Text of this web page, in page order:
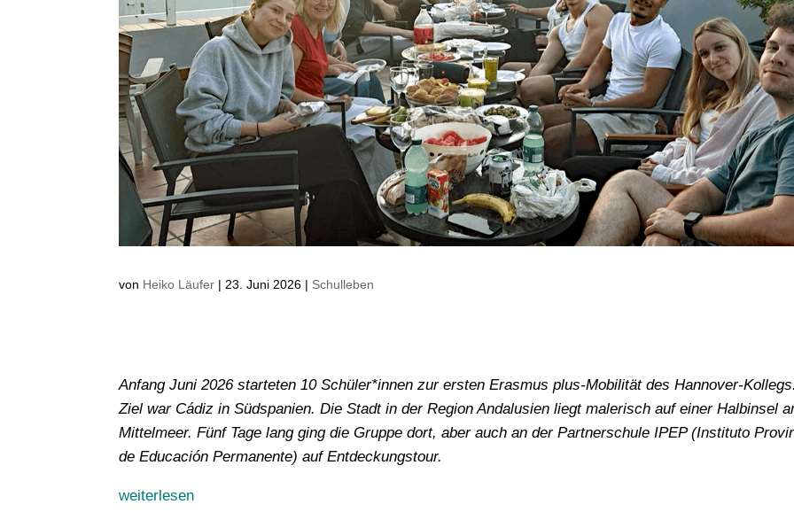
von Heiko Läufer | 23. Juni 2026 | Schulleben
Anfang Juni 2026 starteten 10 Schüler*innen zur ersten Erasmus plus-Mobilität des Hannover-
Ziel war Cádiz in Südspanien. Die Stadt in der Region Andalusien liegt malerisch auf einer Halbinsel
Mittelmeer. Fünf Tage lang ging die Gruppe dort, aber auch an der Partnerschule IPEP (Instituto
de Educación Permanente) auf Entdeckungstour.
weiterlesen